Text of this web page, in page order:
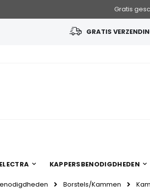
Gratis
GRATIS
ELECTRA KAPPERSBENODIGDHEDEN
Borstels/Kammen